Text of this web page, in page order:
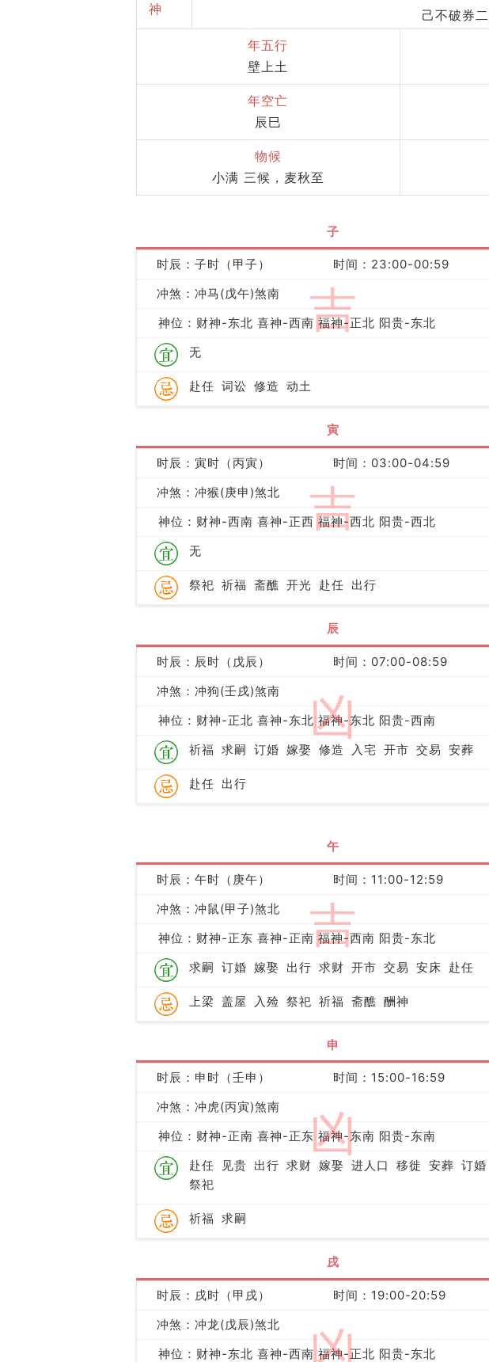
神
年五行
壁上土
年空亡
辰巳
物候
小满 三候，麦秋至
子
吉
时辰：子时（甲子）
时间：23:00-00:59
冲煞：冲马(戊午)煞南
神位：财神-东北 喜神-西南 福神-正北 阳贵-东北
无
赴任 词讼 修造 动土
寅
吉
时辰：寅时（丙寅）
时间：03:00-04:59
冲煞：冲猴(庚申)煞北
神位：财神-西南 喜神-正西 福神-西北 阳贵-西北
无
祭祀 祈福 斋醮 开光 赴任 出行
辰
凶
时辰：辰时（戊辰）
时间：07:00-08:59
冲煞：冲狗(壬戌)煞南
神位：财神-正北 喜神-东北 福神-东北 阳贵-西南
祈福 求嗣 订婚 嫁娶 修造 入宅 开市 交易 安葬
赴任 出行
午
吉
时辰：午时（庚午）
时间：11:00-12:59
冲煞：冲鼠(甲子)煞北
神位：财神-正东 喜神-正南 福神-西南 阳贵-东北
求嗣 订婚 嫁娶 出行 求财 开市 交易 安床 赴任
上梁 盖屋 入殓 祭祀 祈福 斋醮 酬神
申
凶
时辰：申时（壬申）
时间：15:00-16:59
冲煞：冲虎(丙寅)煞南
神位：财神-正南 喜神-正东 福神-东南 阳贵-东南
赴任
见贵 出行 求财 嫁娶 进人口 移徙 安葬 订婚
祭祀
祈福 求嗣
戌
凶
时辰：戌时（甲戌）
时间：19:00-20:59
冲煞：冲龙(戊辰)煞北
神位：财神-东北 喜神-西南 福神-正北 阳贵-东北